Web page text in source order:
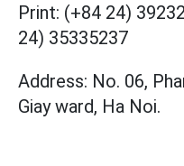
Print: (+84 24)
24) 35335237
Address: No. 06,
Giay ward, Ha Noi.